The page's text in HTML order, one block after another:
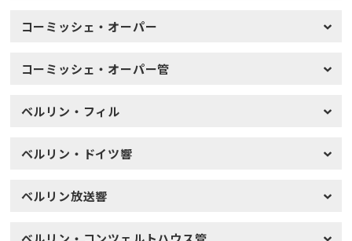
コーミッシェ・オーパー
コーミッシェ・オーパー管
ベルリン・フィル
ベルリン・ドイツ響
ベルリン放送響